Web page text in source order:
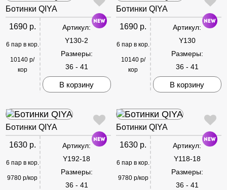
Ботинки QIYA
1690 р.
6 пар в кор.
10140 р/
кор
Артикул:
Y130-2
Размеры:
36 - 41
В корзину
Ботинки QIYA
1690 р.
6 пар в кор.
10140 р/
кор
Артикул:
Y130
Размеры:
36 - 41
В корзину
Ботинки QIYA
1630 р.
6 пар в кор.
9780 р/кор
Артикул:
Y192-18
Размеры:
36 - 41
Ботинки QIYA
1630 р.
6 пар в кор.
9780 р/кор
Артикул:
Y118-18
Размеры:
36 - 41